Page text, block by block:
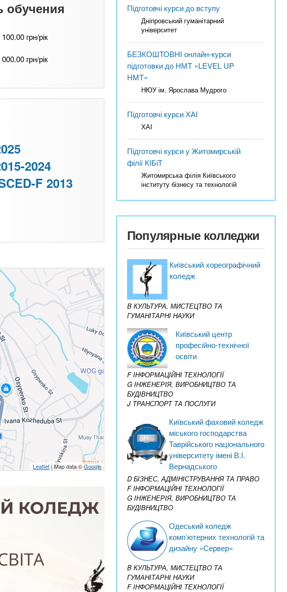
обучения
грн/рік
грн/рік
2024
F 2013
Leaflet | Map data ©Google
Підготовчі курси до вступу
Дніпровський гуманітарний
університет
БЕЗКОШТОВНІ онлайн-курси
підготовки до НМТ «LEVEL UP
НМТ»
НЮУ ім. Ярослава Мудрого
Підготовчі курси ХАІ
ХАІ
Підготовчі курси у Житомирській
філії КІБіТ
Житомирська філія Київського
інституту бізнесу та технологій
Популярные колледжи
Київський хореографічний
коледж
B КУЛЬТУРА, МИСТЕЦТВО ТА
ГУМАНІТАРНІ НАУКИ
Київський центр
професійно-технічної
освіти
F ІНФОРМАЦІЙНІ ТЕХНОЛОГІЇ
G ІНЖЕНЕРІЯ, ВИРОБНИЦТВО ТА
БУДІВНИЦТВО
J ТРАНСПОРТ ТА ПОСЛУГИ
Київський фаховий коледж
міського господарства
Таврійського національного
університету імені В.І.
Вернадського
D БІЗНЕС, АДМІНІСТРУВАННЯ ТА ПРАВО
F ІНФОРМАЦІЙНІ ТЕХНОЛОГІЇ
G ІНЖЕНЕРІЯ, ВИРОБНИЦТВО ТА
БУДІВНИЦТВО
Одеський коледж
комп’ютерних технологій та
дизайну «Сервер»
B КУЛЬТУРА, МИСТЕЦТВО ТА
ГУМАНІТАРНІ НАУКИ
F ІНФОРМАЦІЙНІ ТЕХНОЛОГІЇ